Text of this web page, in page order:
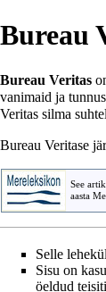
Bureau
Bureau Veritas
vanimaid ja
Veritas silma
Bureau Veritase
See
aasta
Selle
Sisu on
öeldud